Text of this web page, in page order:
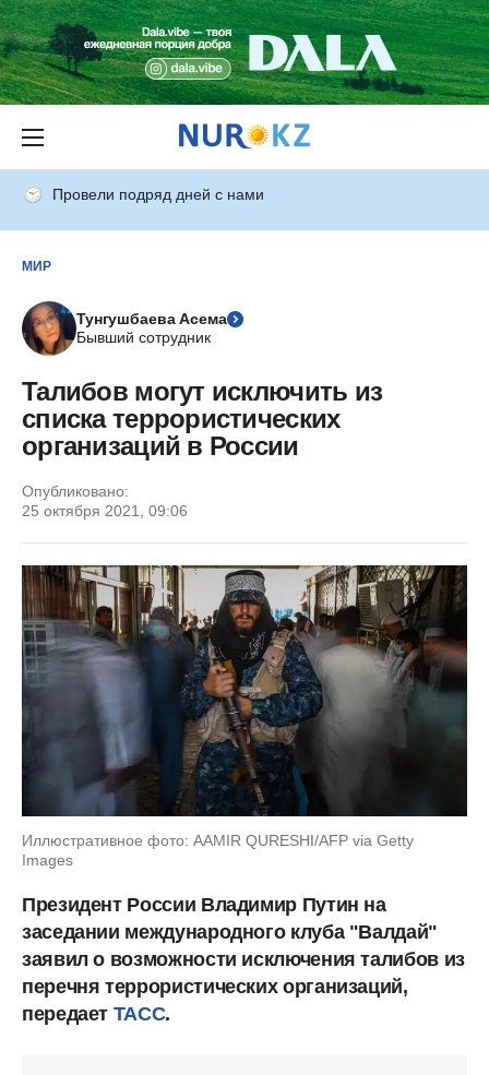
Провели подряд дней с нами
МИР
Тунгушбаева Асема
Бывший сотрудник
Талибов могут исключить из
списка террористических
организаций в России
Опубликовано:
25 октября 2021, 09:06
Иллюстративное фото: AAMIR QURESHI/AFP via Getty
Images
Президент России Владимир Путин на
заседании международного клуба "Валдай"
заявил о возможности исключения талибов из
перечня террористических организаций,
передает ТАСС.